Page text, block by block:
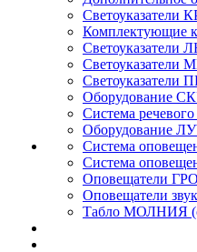
Комплектующие
Светоуказатели
Светоуказатели
Оборудование
Система
Оборудование
Система
Система
Оповещатели
Оповещатели
Табло МОЛНИЯ (с